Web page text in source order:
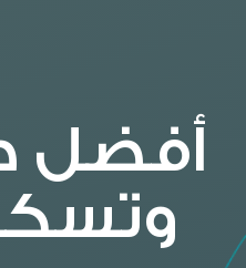
أفضل